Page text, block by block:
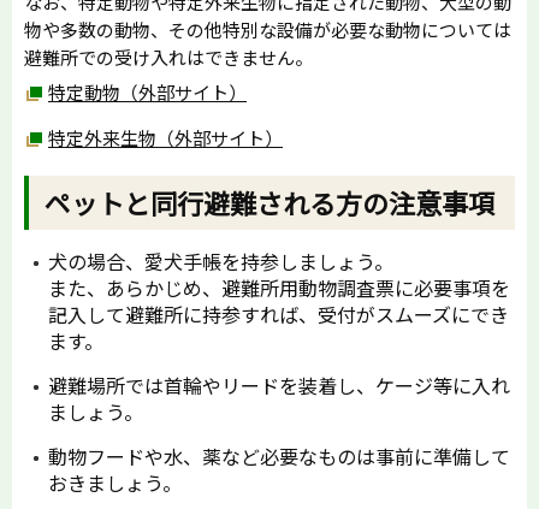
物や多数の動物、その他特別な設備が必要な動物については
避難所での受け入れはできません。
特定動物（外部サイト）
特定外来生物（外部サイト）
ペットと同行避難される方の注意事項
犬の場合、愛犬手帳を持参しましょう。
また、あらかじめ、避難所用動物調査票に必要事項を
記入して避難所に持参すれば、受付がスムーズにでき
ます。
避難場所では首輪やリードを装着し、ケージ等に入れ
ましょう。
動物フードや水、薬など必要なものは事前に準備して
おきましょう。